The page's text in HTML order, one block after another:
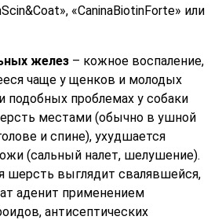
«CaninaBiotinForte» или
желез – кожное воспаление,
чаще у щенков и молодых
подобных проблемах у собаки
местами (обычно в ушной
и спине), ухудшается
(сальный налет, шелушение).
шерсть выглядит свалявшейся,
аденит применением
антисептических